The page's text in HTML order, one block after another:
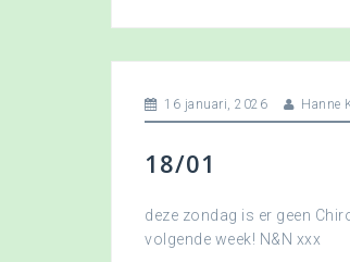
16 januari, 2026 Hanne
18/01
deze zondag is er geen
volgende week! N&N xxx